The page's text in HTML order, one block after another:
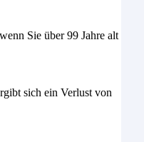
Sie über 99 Jahre alt
sich ein Verlust von